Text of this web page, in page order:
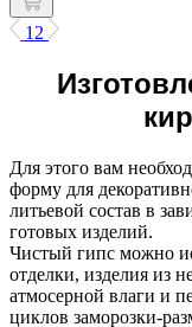
1 2
Для этого вам
форму для
литьевой состав в
готовых изделий.
Чистый гипс можно
отделки, изделия из
атмосерной влаги и
циклов заморозки-